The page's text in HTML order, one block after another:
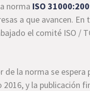
norma ISO
a que avancen.
el comité ISO /
de la norma se espera
y la publicación